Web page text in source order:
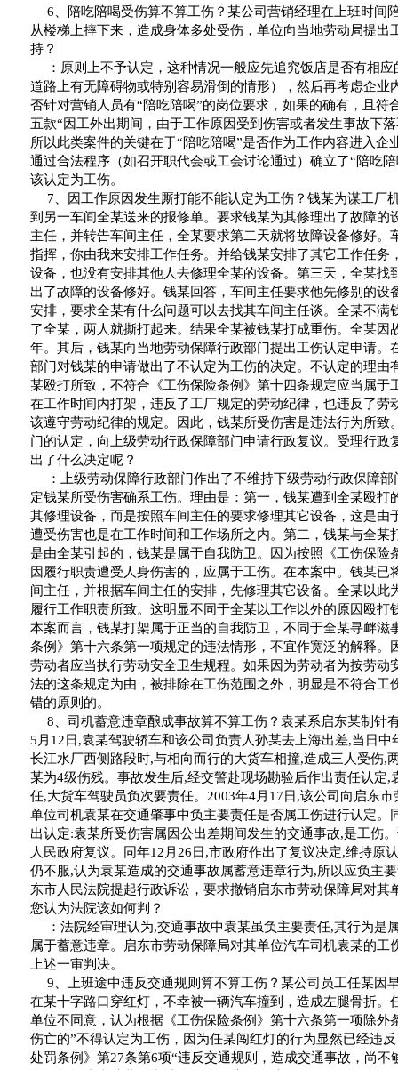
6 、陪吃陪喝受伤算不算工伤？某公司营销经理在上班时间
从楼梯上摔下来，造成身体多处受伤，单位向当地劳动局提出
持？
：原则上不予认定，这种情况一般应先追究饭店是否有相
道路上有无障碍物或特别容易滑倒的情形），然后再考虑企业
否针对营销人员有“陪吃陪喝”的岗位要求，如果的确有，且符
五款“因工外出期间，由于工作原因受到伤害或者发生事故下
所以此类案件的关键在于“陪吃陪喝”是否作为工作内容进入企
通过合法程序（如召开职代会或工会讨论通过）确立了“陪吃
该认定为工伤。
7 、因工作原因发生厮打能不能认定为工伤？钱某为谋工厂
到另一车间全某送来的报修单。要求钱某为其修理出了故障的
主任，并转告车间主任，全某要求第二天就将故障设备修好。
指挥，你由我来安排工作任务。并给钱某安排了其它工作任务
设备，也没有安排其他人去修理全某的设备。第三天，全某找
出了故障的设备修好。钱某回答，车间主任要求他先修别的设
安排，要求全某有什么问题可以去找其车间主任谈。全某不满
了全某，两人就撕打起来。结果全某被钱某打成重伤。全某因
年。其后，钱某向当地劳动保障行政部门提出工伤认定申请。
部门对钱某的申请做出了不认定为工伤的决定。不认定的理由
某殴打所致，不符合《工伤保险条例》第十四条规定应当属于
在工作时间内打架，违反了工厂规定的劳动纪律，也违反了劳
该遵守劳动纪律的规定。因此，钱某所受伤害是违法行为所致
门的认定，向上级劳动行政保障部门申请行政复议。受理行政
出了什么决定呢？
：上级劳动保障行政部门作出了不维持下级劳动行政保障
定钱某所受伤害确系工伤。理由是：第一，钱某遭到全某殴打
其修理设备，而是按照车间主任的要求修理其它设备，这是由
遭受伤害也是在工作时间和工作场所之内。第二，钱某与全某
是由全某引起的，钱某是属于自我防卫。因为按照《工伤保险
因履行职责遭受人身伤害的，应属于工伤。在本案中。钱某已
间主任，并根据车间主任的安排，先修理其它设备。全某以此
履行工作职责所致。这明显不同于全某以工作以外的原因殴打
本案而言，钱某打架属于正当的自我防卫，不同于全某寻衅滋
条例》第十六条第一项规定的违法情形，不宜作宽泛的解释。
劳动者应当执行劳动安全卫生规程。如果因为劳动者为按劳动
法的这条规定为由，被排除在工伤范围之外，明显是不符合工
错的原则的。
8 、司机蓄意违章酿成事故算不算工伤？袁某系启东某制针
5 月 12 日 ,袁某驾驶轿车和该公司负责人孙某去上海出差,当日中
长江水厂西侧路段时,与相向而行的大货车相撞,造成三人受伤,
某为4级伤残。事故发生后,经交警赴现场勘验后作出责任认定,
任,大货车驾驶员负次要责任。 2003年4月 17 日 ,该公司向启东市
单位司机袁某在交通肇事中负主要责任是否属工伤进行认定。
出认定:袁某所受伤害属因公出差期间发生的交通事故,是工伤
人民政府复议。同年12 月 26 日 ,市政府作出了复议决定,维持原
仍不服,认为袁某造成的交通事故属蓄意违章行为,所以应负主
东市人民法院提起行政诉讼，要求撤销启东市劳动保障局对其
您认为法院该如何判？
：法院经审理认为,交通事故中袁某虽负主要责任,其行为是
属于蓄意违章。启东市劳动保障局对其单位汽车司机袁某的工
上述一审判决。
9 、上班途中违反交通规则算不算工伤？某公司员工任某因
在某十字路口穿红灯，不幸被一辆汽车撞到，造成左腿骨折。
单位不同意，认为根据《工伤保险条例》第十六条第一项除外
伤亡的”不得认定为工伤，因为任某闯红灯的行为显然已经违
处罚条例》第27条第6项“违反交通规则，造成交通事故，尚不